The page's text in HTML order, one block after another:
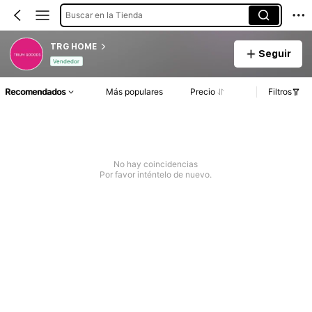
Buscar en la Tienda
TRG HOME
Vendedor
Seguir
Recomendados Más populares Precio Filtros
No hay coincidencias
Por favor inténtelo de nuevo.